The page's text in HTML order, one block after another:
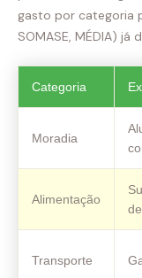
gasto por categoria
SOMASE, MÉDIA)
Categoria
Moradia
Alimentação
Transporte